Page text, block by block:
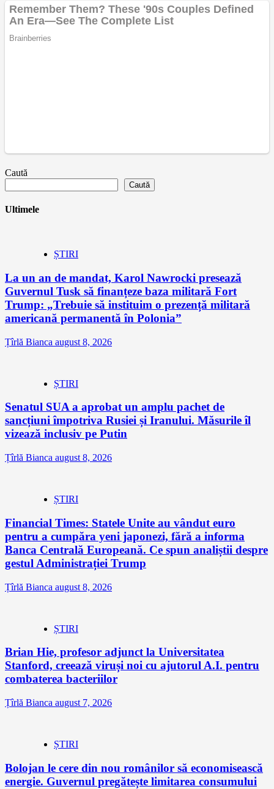
Caută
Caută
Ultimele
ȘTIRI
La un an de mandat, Karol Nawrocki presează
Guvernul Tusk să finanțeze baza militară Fort
Trump: „Trebuie să instituim o prezență militară
americană permanentă în Polonia”
Țîrlă Bianca august 8, 2026
ȘTIRI
Senatul SUA a aprobat un amplu pachet de
sancțiuni împotriva Rusiei și Iranului. Măsurile îl
vizează inclusiv pe Putin
Țîrlă Bianca august 8, 2026
ȘTIRI
Financial Times: Statele Unite au vândut euro
pentru a cumpăra yeni japonezi, fără a informa
Banca Centrală Europeană. Ce spun analiștii despre
gestul Administrației Trump
Țîrlă Bianca august 8, 2026
ȘTIRI
Brian Hie, profesor adjunct la Universitatea
Stanford, creează viruși noi cu ajutorul A.I. pentru
combaterea bacteriilor
Țîrlă Bianca august 7, 2026
ȘTIRI
Bolojan le cere din nou românilor să economisească
energie. Guvernul pregătește limitarea consumului